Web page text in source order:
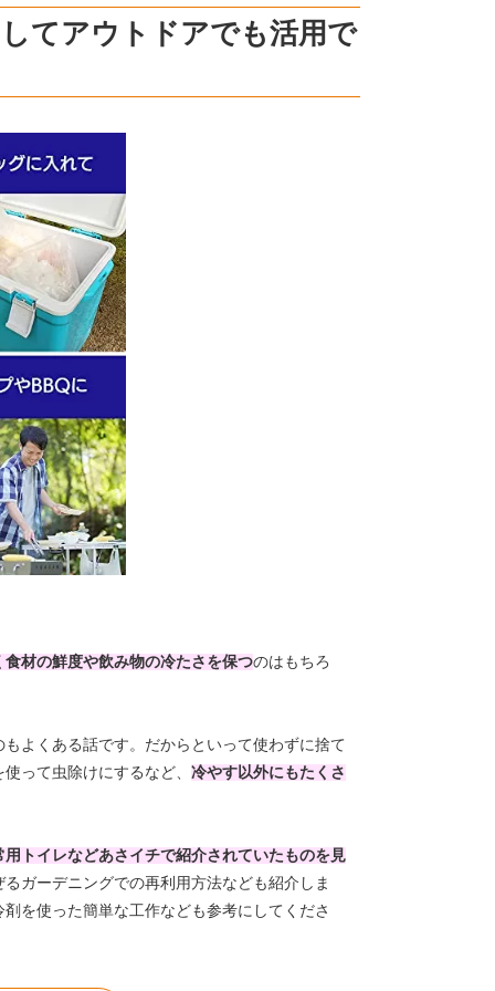
てアウトドアでも活用で
材の鮮度や飲み物の冷たさを保つのはもちろ
よくある話です。だからといって使わずに捨て
って虫除けにするなど、 冷やす以外にもたくさ
トイレなどあさイチで紹介されていたものを見
ガーデニングでの再利用方法なども紹介しま
を使った簡単な工作なども参考にしてくださ